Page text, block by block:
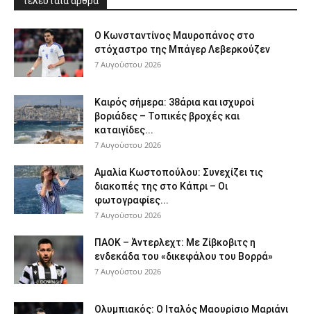
Ο Κωνσταντίνος Μαυροπάνος στο
στόχαστρο της Μπάγερ Λεβερκούζεν
7 Αυγούστου 2026
Καιρός σήμερα: 38άρια και ισχυροί
βοριάδες – Τοπικές βροχές και
καταιγίδες...
7 Αυγούστου 2026
Αμαλία Κωστοπούλου: Συνεχίζει τις
διακοπές της στο Κάπρι – Οι
φωτογραφίες...
7 Αυγούστου 2026
ΠΑΟΚ – Άντερλεχτ: Με Ζίβκοβιτς η
ενδεκάδα του «δικεφάλου του Βορρά»
7 Αυγούστου 2026
Ολυμπιακός: Ο Ιταλός Μαουρίσιο Μαριάνι